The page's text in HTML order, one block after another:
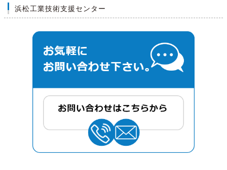
浜松工業技術支援センター